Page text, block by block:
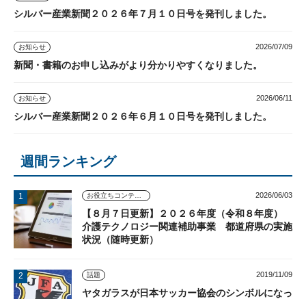
シルバー産業新聞２０２６年７月１０日号を発刊しました。
お知らせ 2026/07/09
新聞・書籍のお申し込みがより分かりやすくなりました。
お知らせ 2026/06/11
シルバー産業新聞２０２６年６月１０日号を発刊しました。
週間ランキング
2026/06/03
【８月７日更新】２０２６年度（令和８年度）
介護テクノロジー関連補助事業 都道府県の実施
状況（随時更新）
話題 2019/11/09
ヤタガラスが日本サッカー協会のシンボルになっ